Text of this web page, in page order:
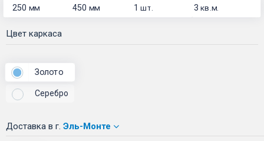
250 мм 450 мм 1шт. 3кв.м.
Цвет каркаса
Золото
Серебро
Доставка в г. Эль-Монте